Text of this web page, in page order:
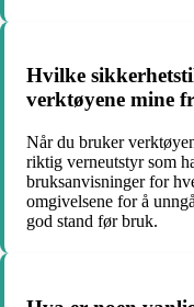
Hvilke
verktøyene mine
Når du bruker
riktig verneutstyr som
bruksanvisninger for
omgivelsene for å
god stand før bruk.